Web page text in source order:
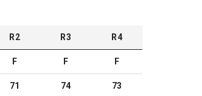
R2 R3 R4
F F F
71 74 73